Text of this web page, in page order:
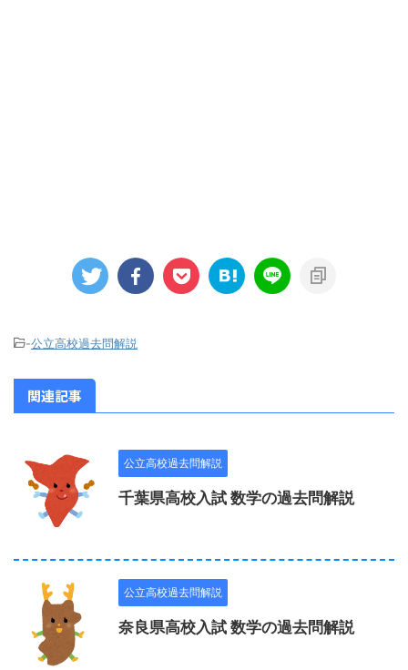
-公立高校過去問解説
関連記事
公立高校過去問解説
千葉県高校入試 数学の過去問解説
公立高校過去問解説
奈良県高校入試 数学の過去問解説